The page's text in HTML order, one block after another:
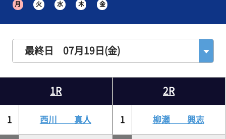
月 火 水 木 金
最終日 07月19日(金)
1R
1 西川 真人
2R
1 柳瀬 興志